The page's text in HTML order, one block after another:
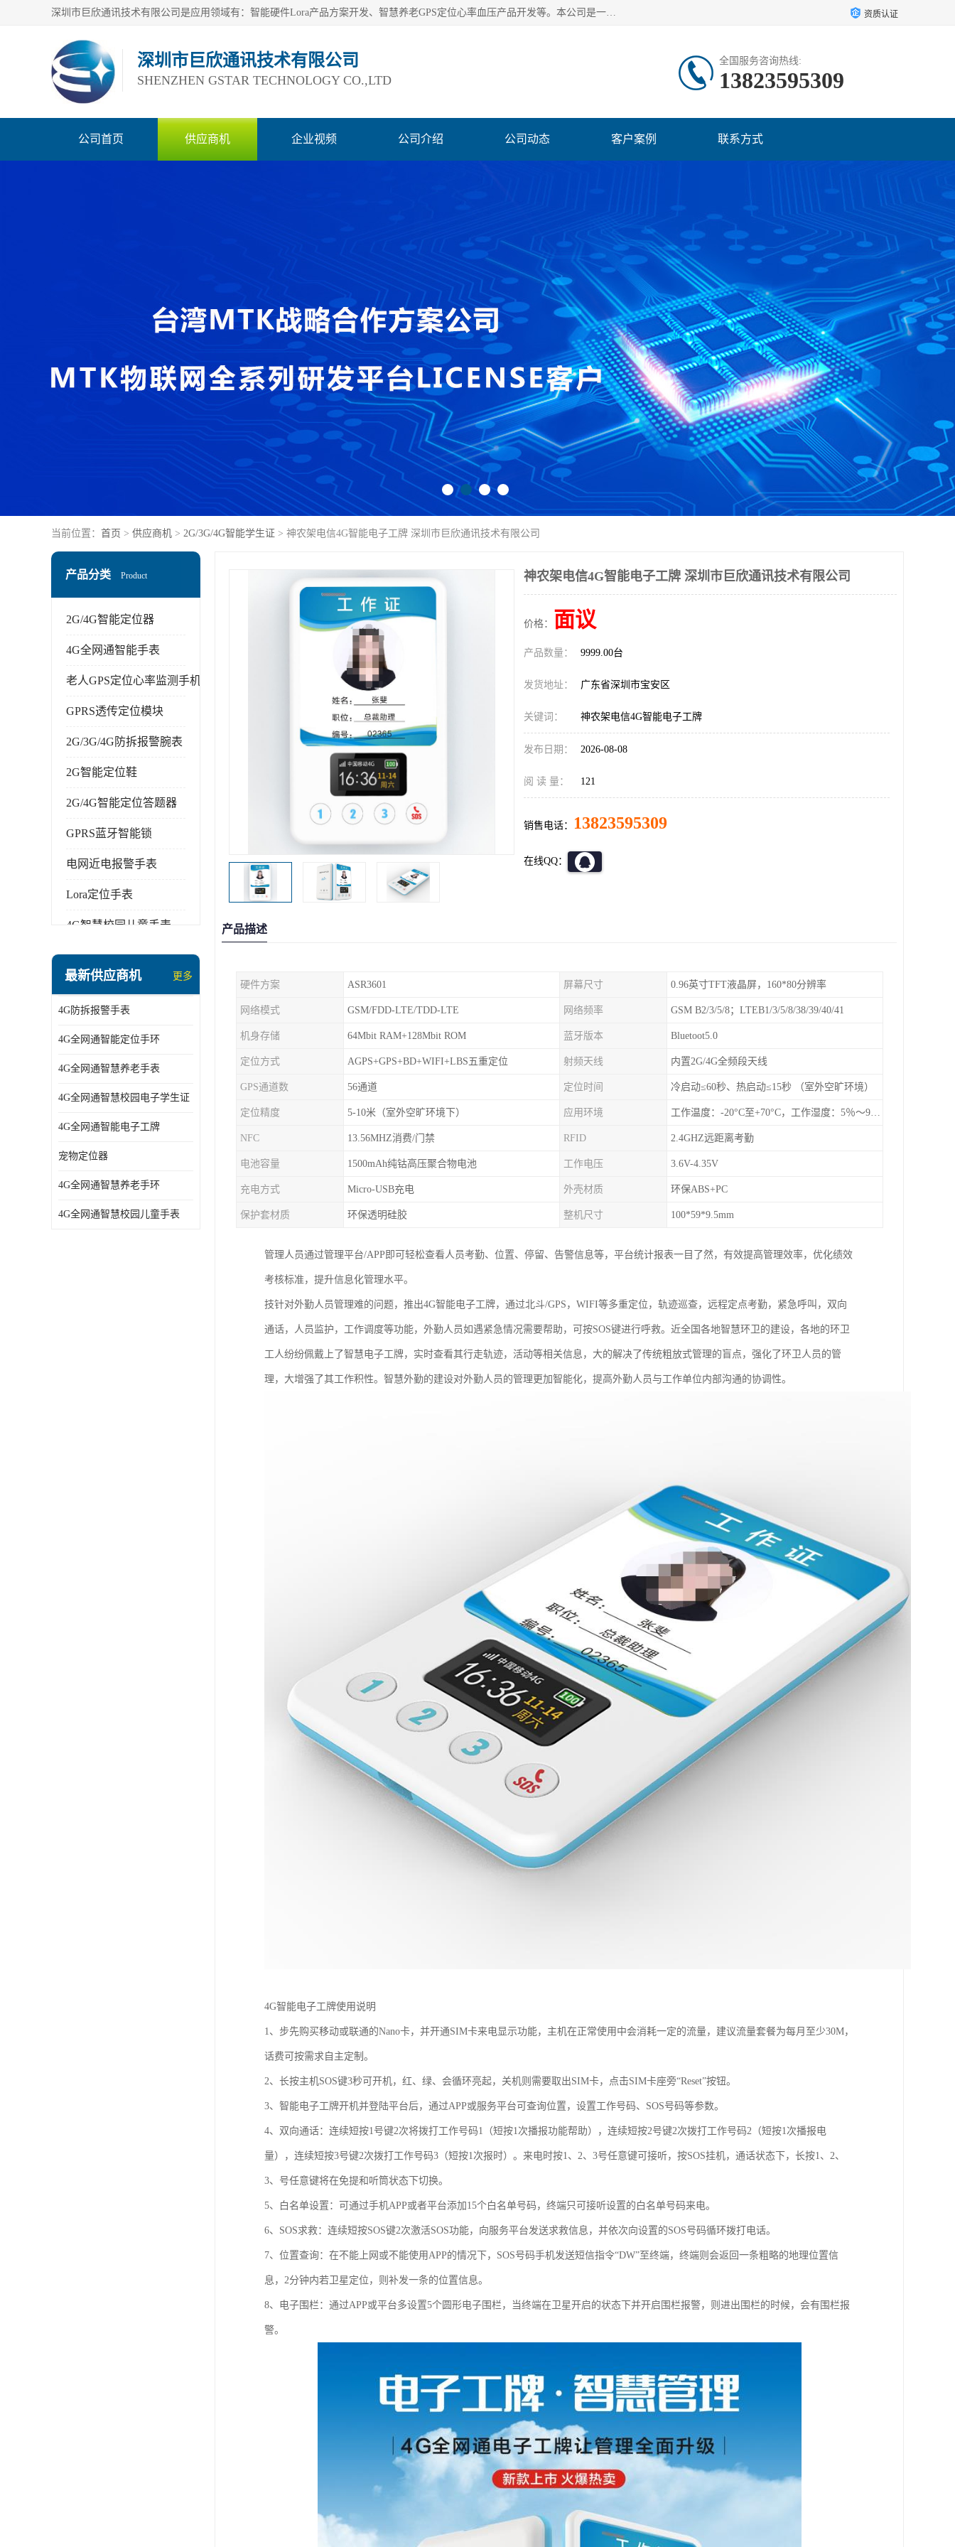
深圳市巨欣通讯技术有限公司是应用领域有：智能硬件Lora产品方案开发、智慧养老GPS定位心率血压产品开发等。本公司是一家民营高新技术企业、行业成员之一的智能硬件方案提供商，公司致力于为智能物联领域提供硬件解决方案。公司可满足不同类型客户采购需要，巨欣通讯切身体会客户对服务及时性的要求，建立了完善的售后服务系统，运用先进的互联网工具为客户提供及时、周到的服务！ 资质认证
深圳市巨欣通讯技术有限公司
SHENZHEN GSTAR TECHNOLOGY CO.,LTD
全国服务咨询热线:
13823595309
公司首页 供应商机 企业视频 公司介绍 公司动态 客户案例 联系方式
当前位置： 首页 > 供应商机 > 2G/3G/4G智能学生证 > 神农架电信4G智能电子工牌 深圳市巨欣通讯技术有限公司
产品分类 Product
2G/4G智能定位器
4G全网通智能手表
老人GPS定位心率监测手机
GPRS透传定位模块
2G/3G/4G防拆报警腕表
2G智能定位鞋
2G/4G智能定位答题器
GPRS蓝牙智能锁
电网近电报警手表
Lora定位手表
4G智慧校园儿童手表
指静脉识别智能锁
2G/BT4.0智能睡眠带
2G/4G智慧养老手环
最新供应商机 更多
4G防拆报警手表
4G全网通智能定位手环
4G全网通智慧养老手表
4G全网通智慧校园电子学生证
4G全网通智能电子工牌
宠物定位器
4G全网通智慧养老手环
4G全网通智慧校园儿童手表
神农架电信4G智能电子工牌 深圳市巨欣通讯技术有限公司
价格： 面议
产品数量： 9999.00台
发货地址： 广东省深圳市宝安区
关键词： 神农架电信4G智能电子工牌
发布日期： 2026-08-08
阅 读 量： 121
销售电话： 13823595309
在线QQ：
产品描述
硬件方案 ASR3601 屏幕尺寸 0.96英寸TFT液晶屏，160*80分辨率
网络模式 GSM/FDD-LTE/TDD-LTE 网络频率 GSM B2/3/5/8；LTEB1/3/5/8/38/39/40/41
机身存储 64Mbit RAM+128Mbit ROM 蓝牙版本 Bluetoot5.0
定位方式 AGPS+GPS+BD+WIFI+LBS五重定位 射频天线 内置2G/4G全频段天线
GPS通道数 56通道 定位时间 冷启动≤60秒、热启动≤15秒 （室外空旷环境）
定位精度 5-10米（室外空旷环境下） 应用环境 工作温度：-20°C至+70°C，工作湿度：5％〜95％RH
NFC 13.56MHZ消费/门禁 RFID 2.4GHZ远距离考勤
电池容量 1500mAh纯钴高压聚合物电池 工作电压 3.6V-4.35V
充电方式 Micro-USB充电 外壳材质 环保ABS+PC
保护套材质 环保透明硅胶 整机尺寸 100*59*9.5mm
管理人员通过管理平台/APP即可轻松查看人员考勤、位置、停留、告警信息等，平台统计报表一目了然，有效提高管理效率，优化绩效
考核标准，提升信息化管理水平。
技针对外勤人员管理难的问题，推出4G智能电子工牌，通过北斗/GPS，WIFI等多重定位，轨迹巡查，远程定点考勤，紧急呼叫，双向
通话，人员监护，工作调度等功能，外勤人员如遇紧急情况需要帮助，可按SOS键进行呼救。近全国各地智慧环卫的建设，各地的环卫
工人纷纷佩戴上了智慧电子工牌，实时查看其行走轨迹，活动等相关信息，大的解决了传统粗放式管理的盲点，强化了环卫人员的管
理，大增强了其工作积性。智慧外勤的建设对外勤人员的管理更加智能化，提高外勤人员与工作单位内部沟通的协调性。
4G智能电子工牌使用说明
1、步先购买移动或联通的Nano卡，并开通SIM卡来电显示功能，主机在正常使用中会消耗一定的流量，建议流量套餐为每月至少30M，
话费可按需求自主定制。
2、长按主机SOS键3秒可开机，红、绿、会循环亮起，关机则需要取出SIM卡，点击SIM卡座旁“Reset”按钮。
3、智能电子工牌开机并登陆平台后，通过APP或服务平台可查询位置，设置工作号码、SOS号码等参数。
4、双向通话：连续短按1号键2次将拨打工作号码1（短按1次播报功能帮助），连续短按2号键2次拨打工作号码2（短按1次播报电
量），连续短按3号键2次拨打工作号码3（短按1次报时）。来电时按1、2、3号任意键可接听，按SOS挂机，通话状态下，长按1、2、
3、号任意键将在免提和听筒状态下切换。
5、白名单设置：可通过手机APP或者平台添加15个白名单号码，终端只可接听设置的白名单号码来电。
6、SOS求救：连续短按SOS键2次激活SOS功能，向服务平台发送求救信息，并依次向设置的SOS号码循环拨打电话。
7、位置查询：在不能上网或不能使用APP的情况下，SOS号码手机发送短信指令“DW”至终端，终端则会返回一条粗略的地理位置信
息，2分钟内若卫星定位，则补发一条的位置信息。
8、电子围栏：通过APP或平台多设置5个圆形电子围栏，当终端在卫星开启的状态下并开启围栏报警，则进出围栏的时候，会有围栏报
警。